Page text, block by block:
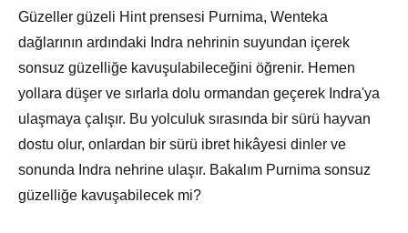
Güzeller güzeli Hint prensesi Purnima, Wenteka
dağlarının ardındaki Indra nehrinin suyundan içerek
sonsuz güzelliğe kavuşulabileceğini öğrenir. Hemen
yollara düşer ve sırlarla dolu ormandan geçerek Indra'ya
ulaşmaya çalışır. Bu yolculuk sırasında bir sürü hayvan
dostu olur, onlardan bir sürü ibret hikâyesi dinler ve
sonunda Indra nehrine ulaşır. Bakalım Purnima sonsuz
güzelliğe kavuşabilecek mi?